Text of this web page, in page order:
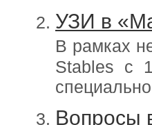
УЗИ в
В рамках
Stables с
Вопросы